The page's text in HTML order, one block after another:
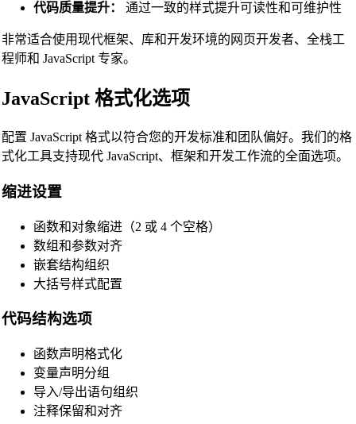
代码质量提升：
通过一致的样式提升可读性和可维护性
非常适合使用现代框架、库和开发环境的网页开发者、全栈工
程师和 JavaScript 专家。
JavaScript 格式化选项
配置 JavaScript 格式以符合您的开发标准和团队偏好。我们的格
式化工具支持现代 JavaScript、框架和开发工作流的全面选项。
缩进设置
函数和对象缩进（2 或 4 个空格）
数组和参数对齐
嵌套结构组织
大括号样式配置
代码结构选项
函数声明格式化
变量声明分组
导入/导出语句组织
注释保留和对齐